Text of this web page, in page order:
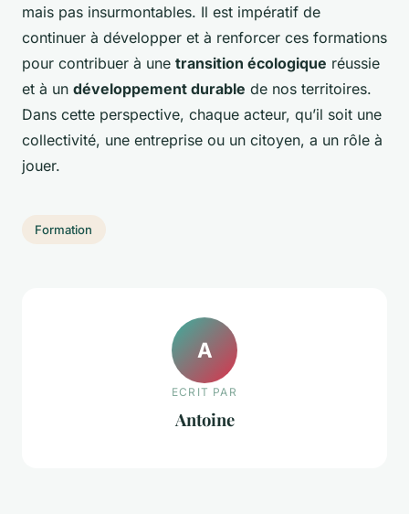
mais pas insurmontables. Il est impératif de
continuer à développer et à renforcer ces formations
pour contribuer à une transition écologique réussie
et à un développement durable de nos territoires.
Dans cette perspective, chaque acteur, qu’il soit une
collectivité, une entreprise ou un citoyen, a un rôle à
jouer.
Formation
A
ECRIT PAR
Antoine